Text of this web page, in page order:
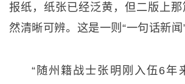
报纸，纸张已经泛黄，但二版上
然清晰可辨。这是一则“一句话新闻”
“随州籍战士张明刚入伍6年